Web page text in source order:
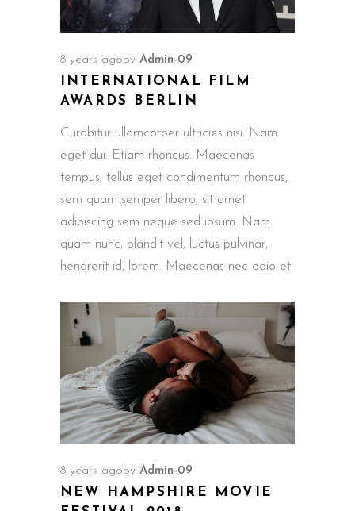
8 years ago by Admin-09
INTERNATIONAL FILM
AWARDS BERLIN
Curabitur ullamcorper ultricies nisi. Nam
eget dui. Etiam rhoncus. Maecenas
tempus, tellus eget condimentum rhoncus,
sem quam semper libero, sit amet
adipiscing sem neque sed ipsum. Nam
quam nunc, blandit vel, luctus pulvinar,
hendrerit id, lorem. Maecenas nec odio et
8 years agoby Admin-09
NEW HAMPSHIRE MOVIE